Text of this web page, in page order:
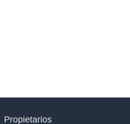
Propietarios